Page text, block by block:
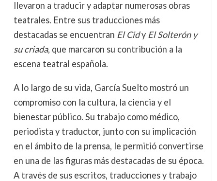
llevaron a traducir y adaptar numerosas obras
teatrales. Entre sus traducciones más
destacadas se encuentran El Cidy El Solterón y
su criada, que marcaron su contribución a la
escena teatral española.
A lo largo de su vida, García Suelto mostró un
compromiso con la cultura, la ciencia y el
bienestar público. Su trabajo como médico,
periodista y traductor, junto con su implicación
en el ámbito de la prensa, le permitió convertirse
en una de las figuras más destacadas de su época.
A través de sus escritos, traducciones y trabajo